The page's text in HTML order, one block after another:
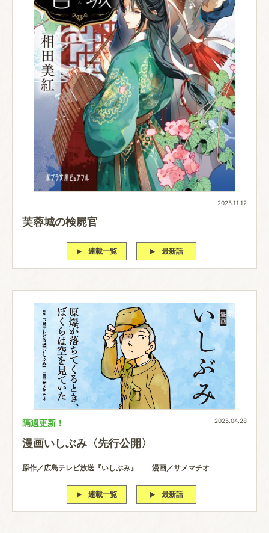
2025.11.12
芙蓉城の検屍官
連載一覧 最新話
隔週更新！ 2025.04.28
漫画いしぶみ〈先行公開〉
原作／広島テレビ放送『いしぶみ』 漫画／サメマチオ
連載一覧 最新話